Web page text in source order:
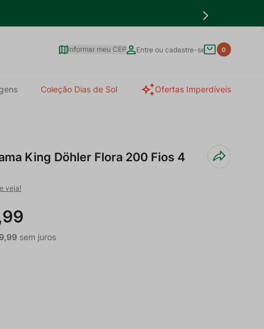
Informar meu CEP Entre ou cadastre-se 0
Coleção Dias de Sol Ofertas Imperdíveis
King Döhler Flora 200 Fios 4
veja!
99
,99 sem juros